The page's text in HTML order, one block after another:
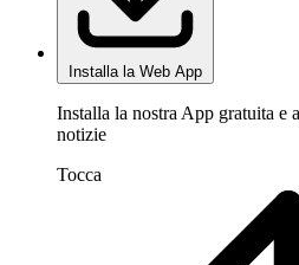
Installa la Web App
Installa la nostra App gratuita e
notizie
Tocca